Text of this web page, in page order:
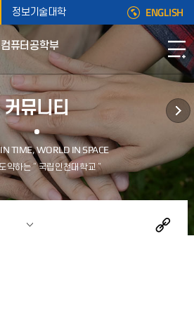
정보기술대학 ENGLISH
컴퓨터공학부
커뮤니티